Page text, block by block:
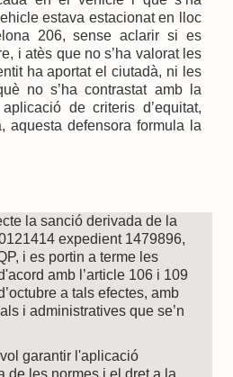
estava estacionat en lloc
206, sense aclarir si es
i atès que no s’ha valorat les
ha aportat el ciutadà, ni les
no s’ha contrastat amb la
de criteris d’equitat,
aquesta defensora formula la
la sanció derivada de la
expedient 1479896,
i es portin a terme les
amb l’article 106 i 109
a tals efectes, amb
i administratives que se’n
garantir l'aplicació
de les normes i el dret a la